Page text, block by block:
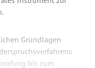
Grundlagen
bis zum